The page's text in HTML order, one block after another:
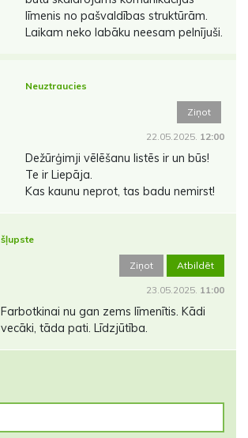
līmenis no pašvaldības struktūrām.
Laikam neko labāku neesam pelnījuši.
Neuztraucies
Ziņot
22.05.2025. 12:00
Dežūrģimji vēlēšanu listēs ir un būs!
Te ir Liepāja.
Kas kaunu neprot, tas badu nemirst!
šļupste
Ziņot Atbildēt
23.05.2025. 11:00
Farbotkinai nu gan zems līmenītis. Kādi
vecāki, tāda pati. Līdzjūtība.